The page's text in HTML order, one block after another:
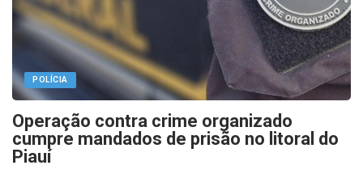
POLÍCIA
Operação contra crime organizado
cumpre mandados de prisão no litoral do
Piauí